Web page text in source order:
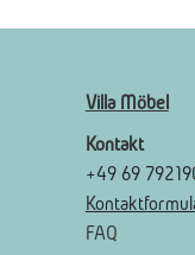
Villa Möbel
Kontakt
+49 69
FAQ